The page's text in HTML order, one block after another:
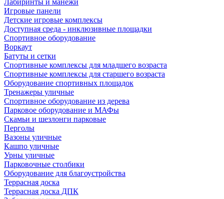
Лабиринты и манежи
Игровые панели
Детские игровые комплексы
Доступная среда - инклюзивные площадки
Спортивное оборудование
Воркаут
Батуты и сетки
Спортивные комплексы для младшего возраста
Спортивные комплексы для старшего возраста
Оборудование спортивных площадок
Тренажеры уличные
Спортивное оборудование из дерева
Парковое оборудование и МАФы
Скамьи и шезлонги парковые
Перголы
Вазоны уличные
Кашпо уличные
Урны уличные
Парковочные столбики
Оборудование для благоустройства
Террасная доска
Террасная доска ДПК